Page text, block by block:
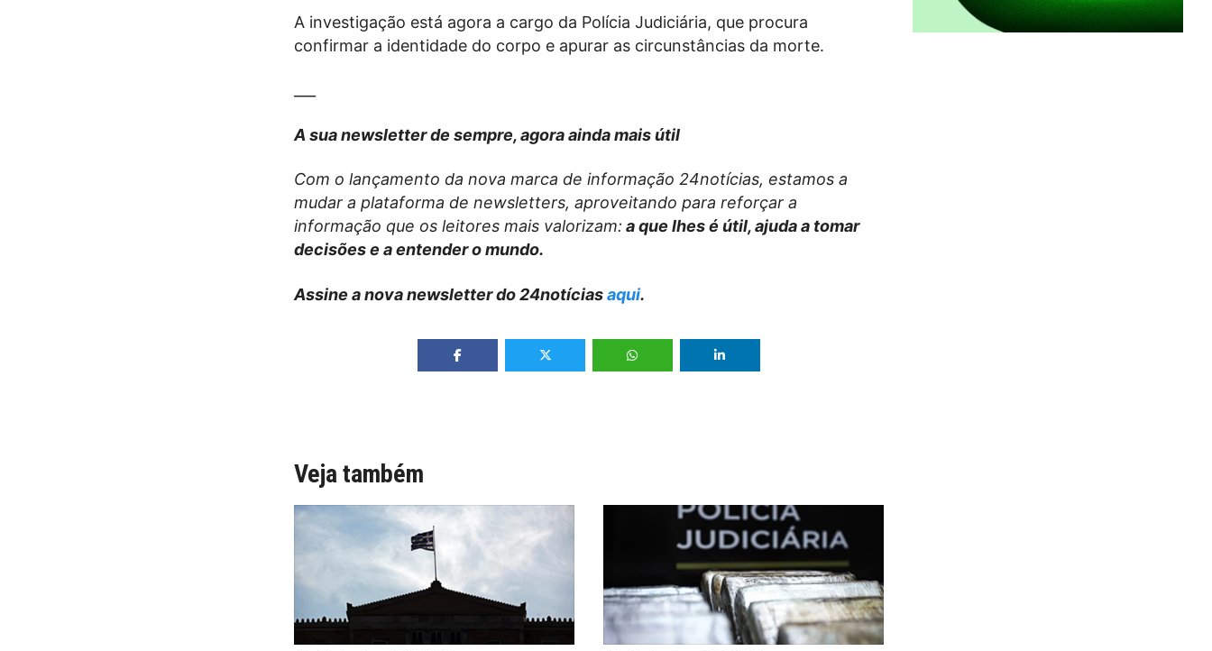
A investigação está agora a cargo da Polícia Judiciária, que procura
confirmar a identidade do corpo e apurar as circunstâncias da morte.
A sua newsletter de sempre, agora ainda mais útil
Com o lançamento da nova marca de informação 24notícias, estamos a
mudar a plataforma de newsletters, aproveitando para reforçar a
informação que os leitores mais valorizam: a que lhes é útil, ajuda a tomar
decisões e a entender o mundo.
Assine a nova newsletter do 24notíciasaqui.
Veja também